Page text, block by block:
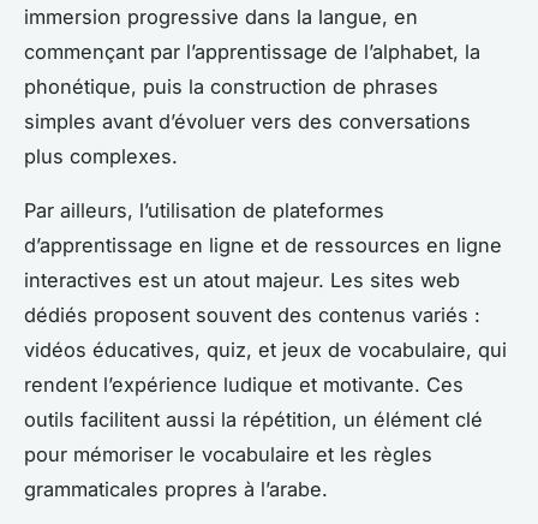
immersion progressive dans la langue, en
commençant par l’apprentissage de l’alphabet, la
phonétique, puis la construction de phrases
simples avant d’évoluer vers des conversations
plus complexes.
Par ailleurs, l’utilisation de plateformes
d’apprentissage en ligne et de ressources en ligne
interactives est un atout majeur. Les sites web
dédiés proposent souvent des contenus variés :
vidéos éducatives, quiz, et jeux de vocabulaire, qui
rendent l’expérience ludique et motivante. Ces
outils facilitent aussi la répétition, un élément clé
pour mémoriser le vocabulaire et les règles
grammaticales propres à l’arabe.